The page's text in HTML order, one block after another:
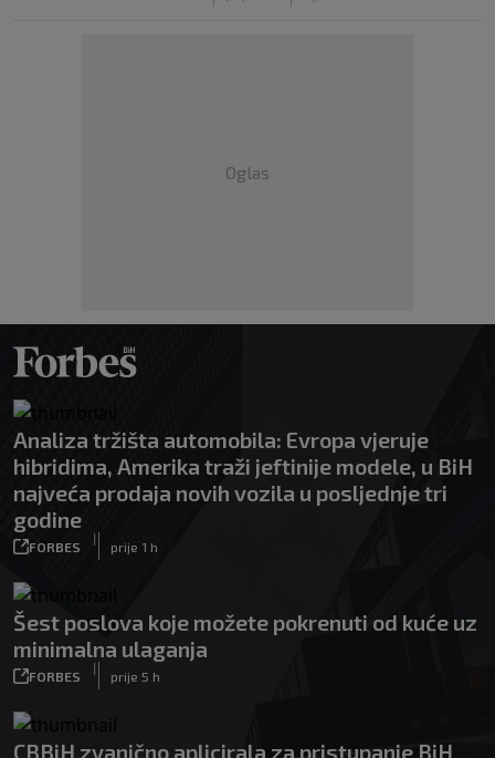
Oglas
Analiza tržišta automobila: Evropa vjeruje
hibridima, Amerika traži jeftinije modele, u BiH
najveća prodaja novih vozila u posljednje tri
godine
FORBES
|
prije 1 h
Šest poslova koje možete pokrenuti od kuće uz
minimalna ulaganja
FORBES
|
prije 5 h
CBBiH zvanično aplicirala za pristupanje BiH